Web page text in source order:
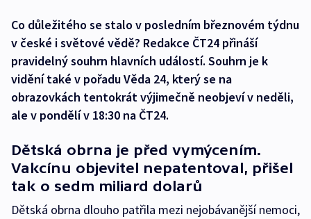
Co důležitého se stalo v posledním březnovém týdnu
v české i světové vědě? Redakce ČT24 přináší
pravidelný souhrn hlavních událostí. Souhrn je k
vidění také v pořadu Věda 24, který se na
obrazovkách tentokrát výjimečně neobjeví v neděli,
ale v pondělí v 18:30 na ČT24.
Dětská obrna je před vymýcením.
Vakcínu objevitel nepatentoval, přišel
tak o sedm miliard dolarů
Dětská obrna dlouho patřila mezi nejobávanější nemoci,